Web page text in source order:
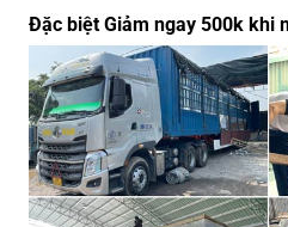
Đặc biệt Giảm ngay 500k khi